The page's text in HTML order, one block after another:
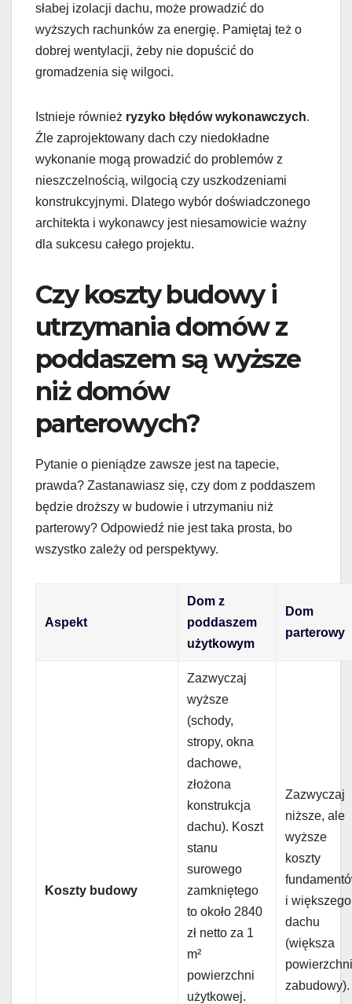
słabej izolacji dachu, może prowadzić do
wyższych rachunków za energię. Pamiętaj też o
dobrej wentylacji, żeby nie dopuścić do
gromadzenia się wilgoci.
Istnieje również ryzyko błędów wykonawczych.
Źle zaprojektowany dach czy niedokładne
wykonanie mogą prowadzić do problemów z
nieszczelnością, wilgocią czy uszkodzeniami
konstrukcyjnymi. Dlatego wybór doświadczonego
architekta i wykonawcy jest niesamowicie ważny
dla sukcesu całego projektu.
Czy koszty budowy i
utrzymania domów z
poddaszem są wyższe
niż domów
parterowych?
Pytanie o pieniądze zawsze jest na tapecie,
prawda? Zastanawiasz się, czy dom z poddaszem
będzie droższy w budowie i utrzymaniu niż
parterowy? Odpowiedź nie jest taka prosta, bo
wszystko zależy od perspektywy.
Aspekt
Dom z
poddaszem
użytkowym
Dom
parterowy
Koszty budowy
Zazwyczaj
wyższe
(schody,
stropy, okna
dachowe,
złożona
konstrukcja
dachu). Koszt
stanu
surowego
zamkniętego
to około 2840
zł netto za 1
m²
powierzchni
użytkowej.
Zazwyczaj
niższe, ale
wyższe
koszty
i większego
dachu
(większa
zabudowy).